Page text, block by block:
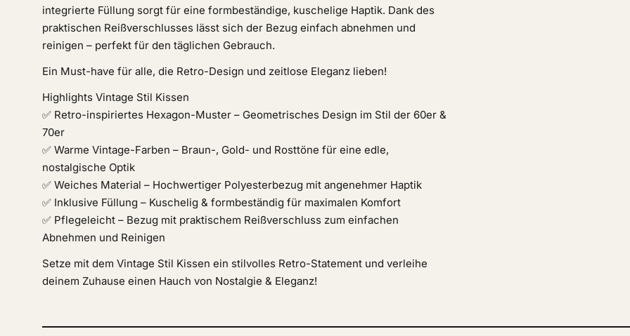
integrierte Füllung sorgt für eine formbeständige, kuschelige Haptik. Dank des
praktischen Reißverschlusses lässt sich der Bezug einfach abnehmen und
reinigen – perfekt für den täglichen Gebrauch.
Ein Must-have für alle, die Retro-Design und zeitlose Eleganz lieben!
Highlights Vintage Stil Kissen
✅ Retro-inspiriertes Hexagon-Muster – Geometrisches Design im Stil der 60er &
70er
✅ Warme Vintage-Farben – Braun-, Gold- und Rosttöne für eine edle,
nostalgische Optik
✅ Weiches Material – Hochwertiger Polyesterbezug mit angenehmer Haptik
✅ Inklusive Füllung – Kuschelig & formbeständig für maximalen Komfort
✅ Pflegeleicht – Bezug mit praktischem Reißverschluss zum einfachen
Abnehmen und Reinigen
Setze mit dem Vintage Stil Kissen ein stilvolles Retro-Statement und verleihe
deinem Zuhause einen Hauch von Nostalgie & Eleganz!